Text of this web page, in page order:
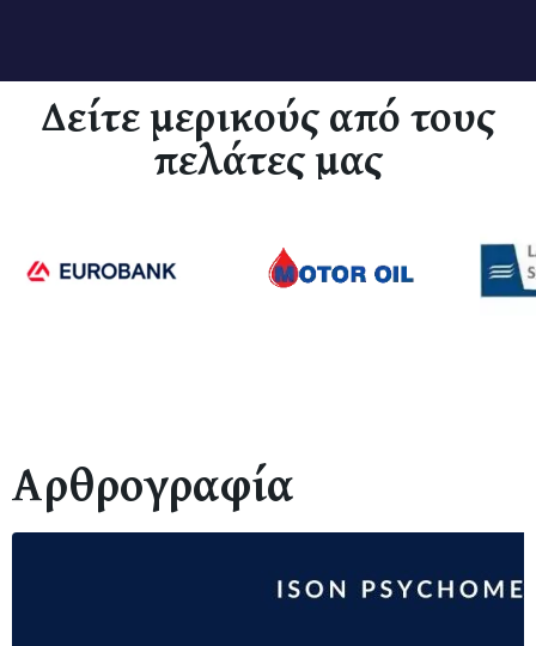
Δείτε μερικούς από τους
πελάτες μας
Αρθρογραφία